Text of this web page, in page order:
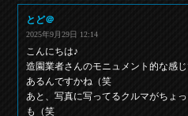
とど＠
2025年9月29日 12:14
こんにちは♪
造園業者さんのモニュメント的な感
あるんですかね（笑
あと、写真に写ってるクルマがちょ
も（笑